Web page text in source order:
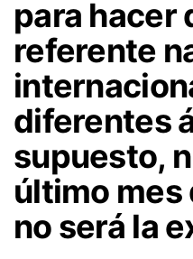
para hacer
referente
diferentes
supuesto,
último mes
no será la